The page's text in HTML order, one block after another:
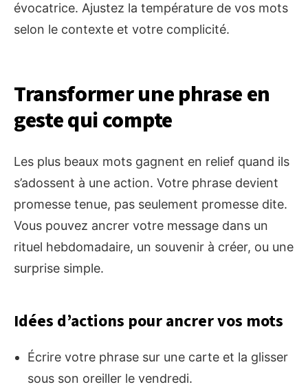
évocatrice. Ajustez la température de vos mots
selon le contexte et votre complicité.
Transformer une phrase en
geste qui compte
Les plus beaux mots gagnent en relief quand ils
s’adossent à une action. Votre phrase devient
promesse tenue, pas seulement promesse dite.
Vous pouvez ancrer votre message dans un
rituel hebdomadaire, un souvenir à créer, ou une
surprise simple.
Idées d’actions pour ancrer vos mots
Écrire votre phrase sur une carte et la glisser
sous son oreiller le vendredi.